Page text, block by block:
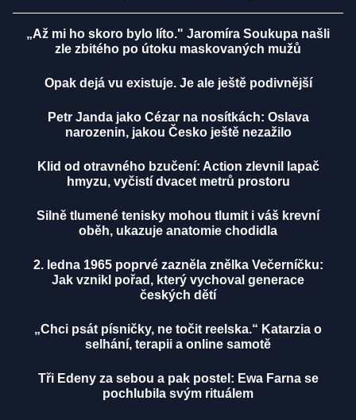
„Až mi ho skoro bylo líto." Jaromíra Soukupa našli
zle zbitého po útoku maskovaných mužů
Opak dejá vu existuje. Je ale ještě podivnější
Petr Janda jako Cézar na nosítkách: Oslava
narozenin, jakou Česko ještě nezažilo
Klid od otravného bzučení: Action zlevnil lapač
hmyzu, vyčistí dvacet metrů prostoru
Silně tlumené tenisky mohou tlumit i váš krevní
oběh, ukazuje anatomie chodidla
2. ledna 1965 poprvé zazněla znělka Večerníčku:
Jak vznikl pořad, který vychoval generace
českých dětí
„Chci psát písničky, ne točit reelska.“ Katarzia o
selhání, terapii a online samotě
Tři Edeny za sebou a pak postel: Ewa Farna se
pochlubila svým rituálem